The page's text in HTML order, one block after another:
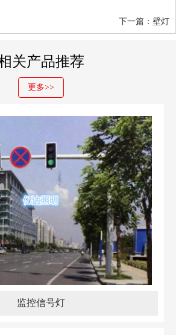
下一篇：壁灯
关产品推荐
更多>>
监控信号灯